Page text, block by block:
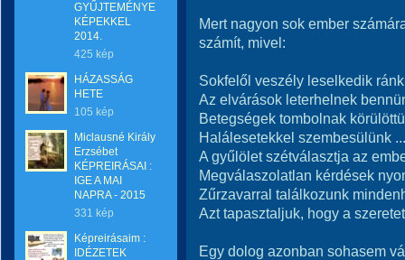
GYŰJTEMÉNYE
KÉPEKKEL
2014.
425 kép
HÁZASSÁG
HETE
105 kép
Miclausné Király
Erzsébet
KÉPREIRÁSAI :
IGE A MAI
NAPRA - 2015
331 kép
Képreirásaim :
IDÉZETEK
Mert nagyon sok ember
számít, mivel:
Sokfelől veszély leselkedik
Az elvárások leterhelnek
Betegségek tombolnak
Halálesetekkel szembesülünk ...
A gyűlölet szétválasztja az
Megválaszolatlan kérdések
Zűrzavarral találkozunk
Azt tapasztaljuk, hogy a
Egy dolog azonban sohasem